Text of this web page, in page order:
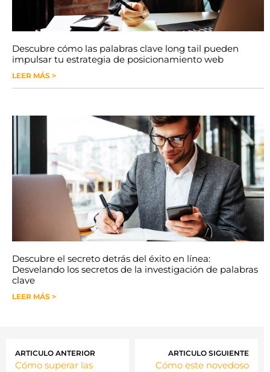
Descubre cómo las palabras clave long tail pueden
impulsar tu estrategia de posicionamiento web
LEER MÁS >
Descubre el secreto detrás del éxito en línea:
Desvelando los secretos de la investigación de palabras
clave
LEER MÁS >
ARTICULO ANTERIOR
Cómo superar las
ARTICULO SIGUIENTE
Cómo este novedoso